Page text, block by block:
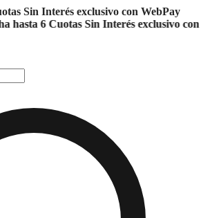
Sin Interés exclusivo con WebPay
6 Cuotas Sin Interés exclusivo con